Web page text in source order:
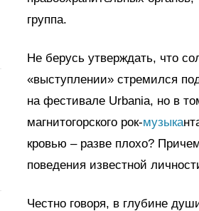
группа.
Не берусь утверждать, что
«выступлении» стремился
на фестивале Urbania, но в
магнитогорского рок-музыка
кровью – разве плохо?
поведения известной
Честно говоря, в глубине